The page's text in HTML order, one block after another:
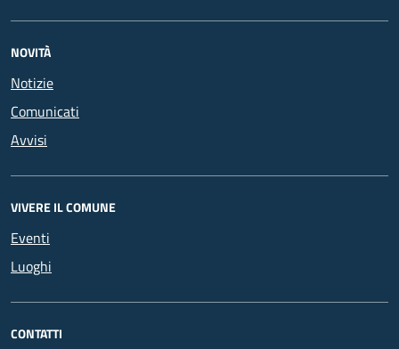
NOVITÀ
Notizie
Comunicati
Avvisi
VIVERE IL COMUNE
Eventi
Luoghi
CONTATTI